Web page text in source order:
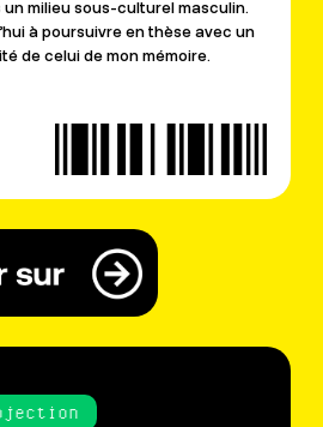
un milieu sous-culturel masculin.
à poursuivre en thèse avec un
de celui de mon mémoire.